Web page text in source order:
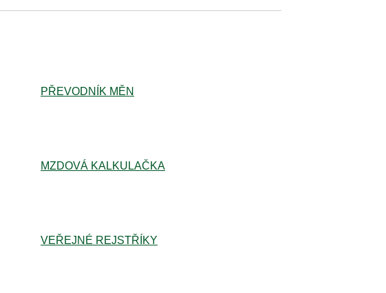
PŘEVODNÍK MĚN
MZDOVÁ KALKULAČKA
VEŘEJNÉ REJSTŘÍKY